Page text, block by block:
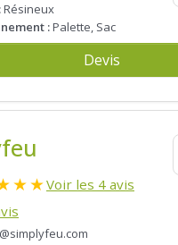
Résineux
:Palette, Sac
Devis
★★Voir les 4 avis